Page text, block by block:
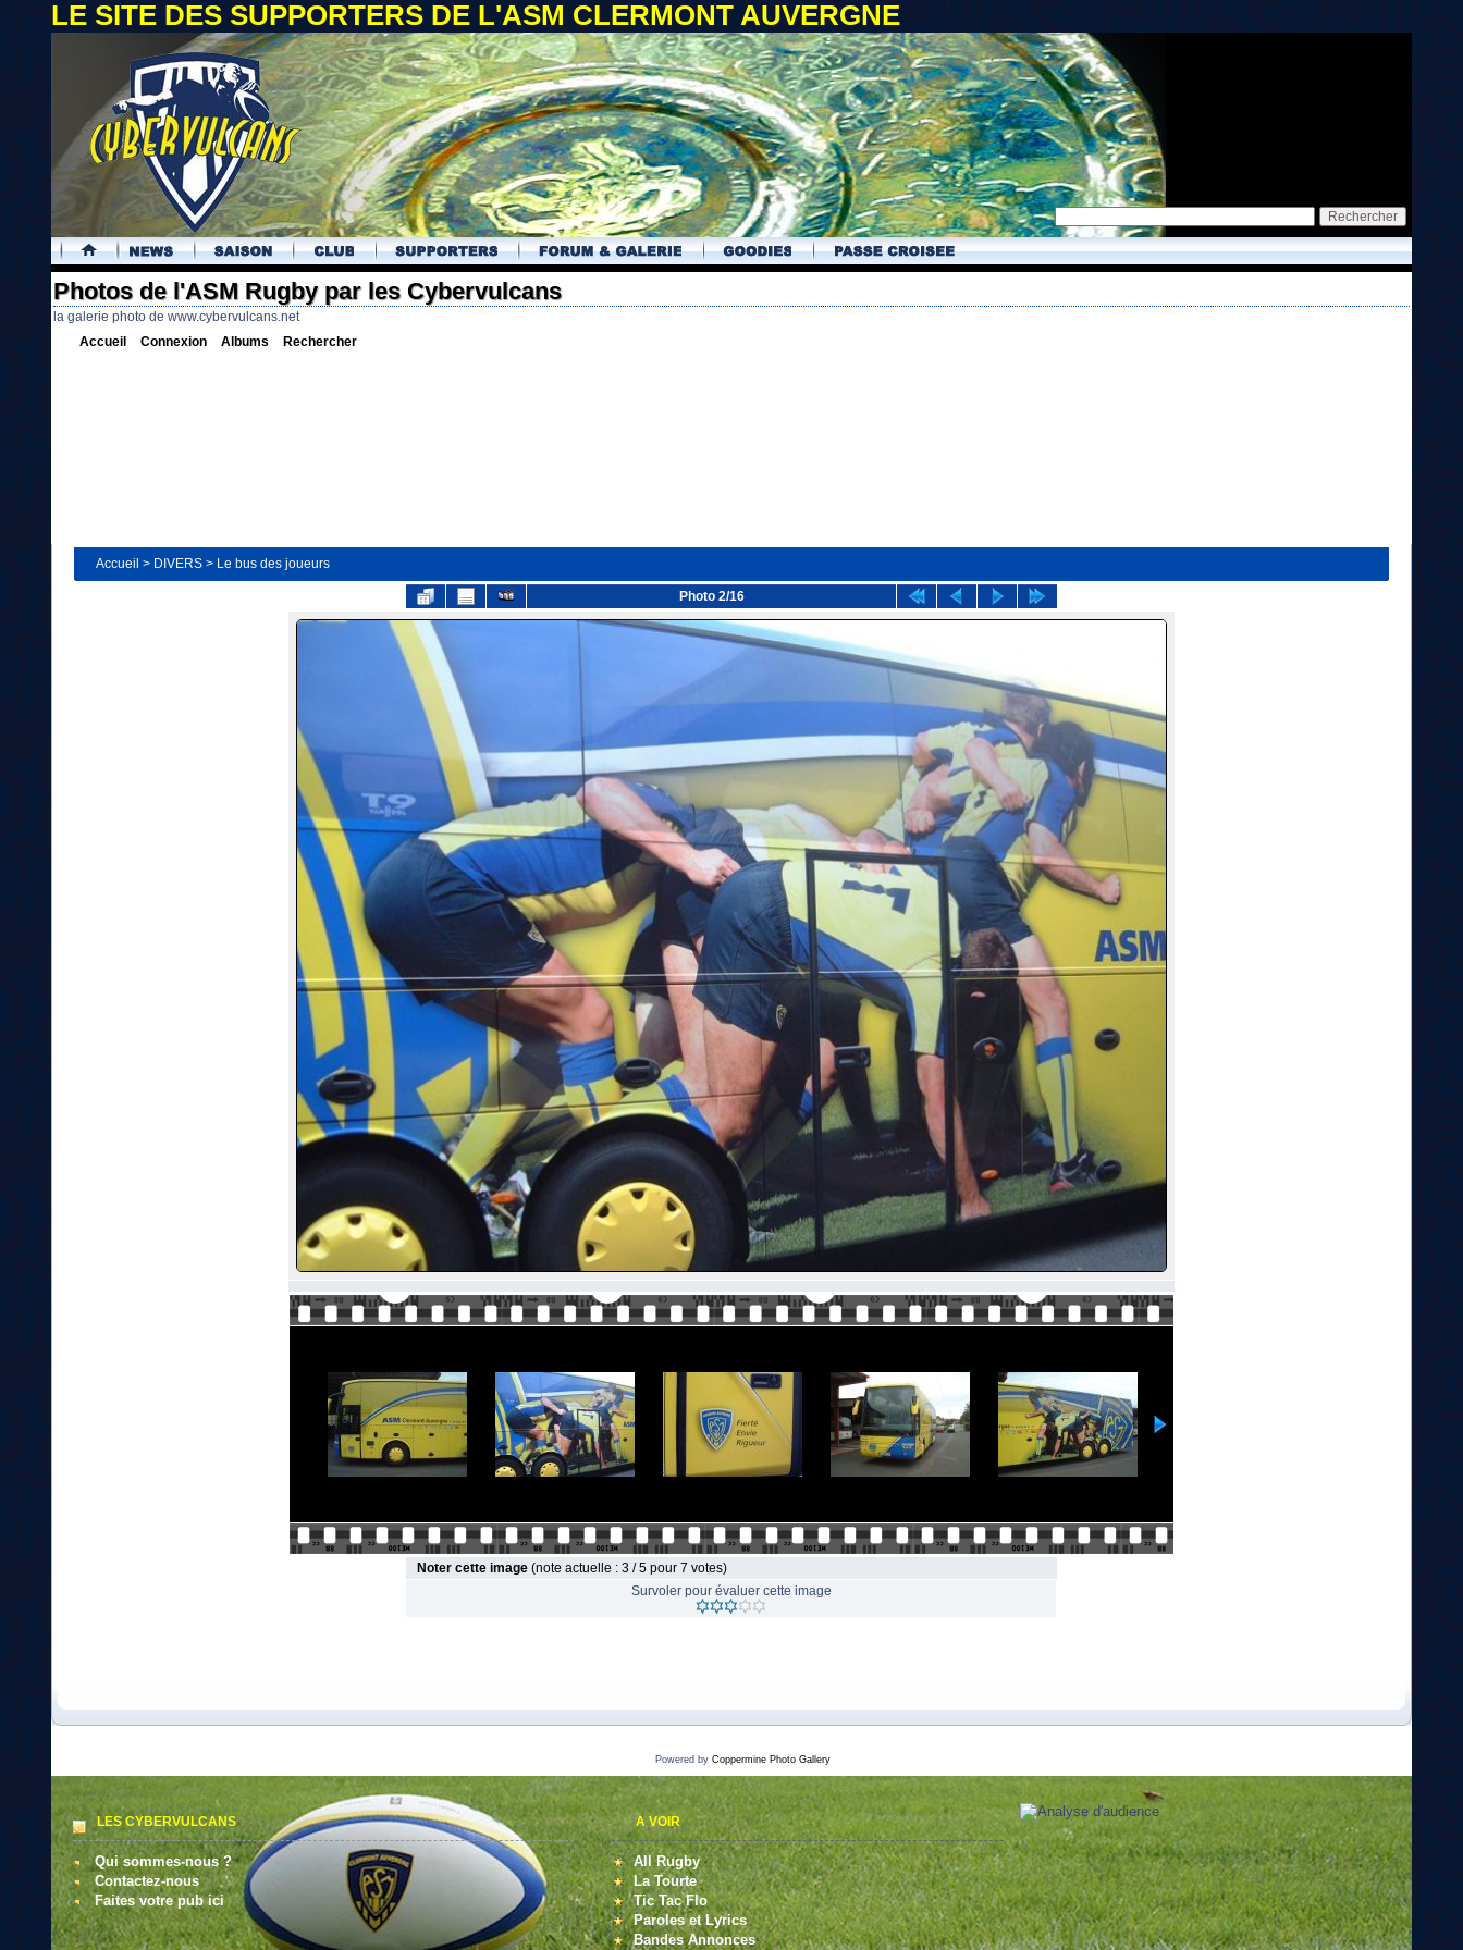
LE SITE DES SUPPORTERS DE L'ASM CLERMONT AUVERGNE
.
Photos de l'ASM Rugby par les Cybervulcans
la galerie photo de www.cybervulcans.net
Accueil Connexion Albums Rechercher
Accueil > DIVERS > Le bus des joueurs
Photo 2/16
Noter cette image (note actuelle : 3 / 5 pour 7 votes)
Survoler pour évaluer cette image
Powered by Coppermine Photo Gallery
LES CYBERVULCANS
Qui sommes-nous ?
Contactez-nous
Faites votre pub ici
A VOIR
All Rugby
La Tourte
Tic Tac Flo
Paroles et Lyrics
Bandes Annonces